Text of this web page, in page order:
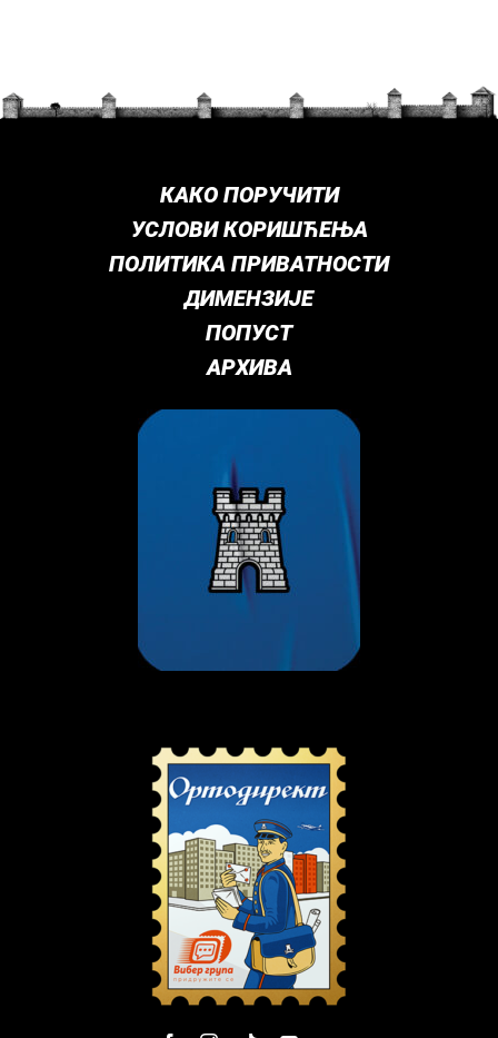
КАКО ПОРУЧИТИ
УСЛОВИ КОРИШЋЕЊА
ПОЛИТИКА ПРИВАТНОСТИ
ДИМЕНЗИЈЕ
ПОПУСТ
АРХИВА